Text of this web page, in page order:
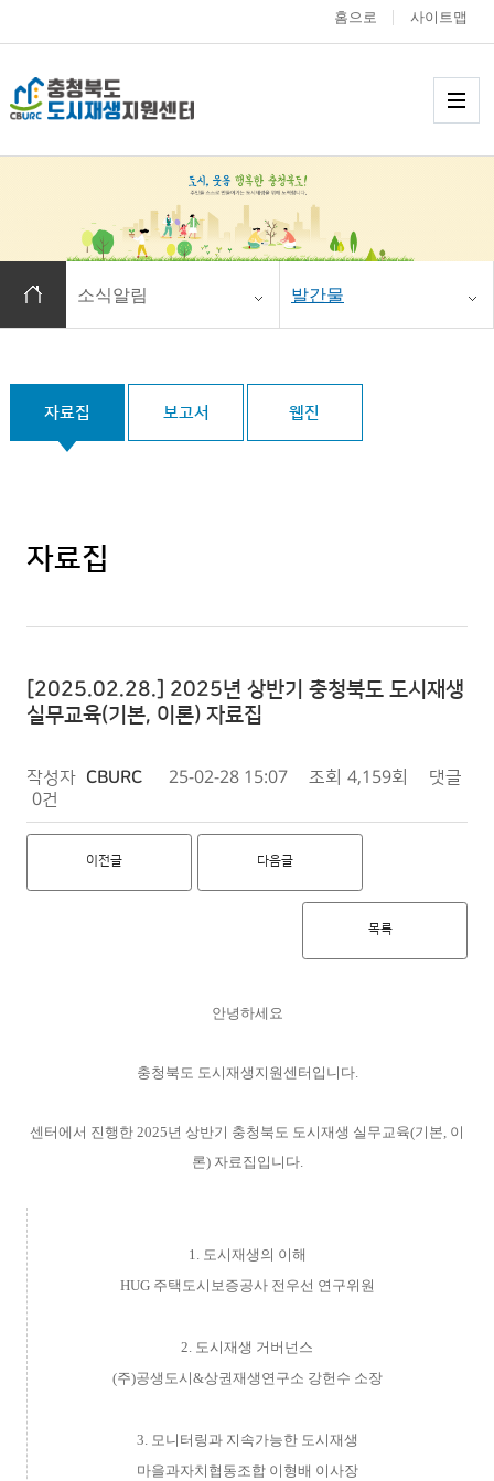
충청북도 도시재
홈으로 사이트맵
홈으로 이동
소식알림 발간물
자료집 보고서 웹진
자료집
[2025.02.28.] 2025년 상반기 충청북도 도시재생
실무교육(기본, 이론) 자료집
작성자 CBURC 25-02-28 15:07 조회 4,159회
댓글
0건
이전글 다음글
목록
안녕하세요
충청북도 도시재생지원센터입니다.
센터에서 진행한 2025년 상반기 충청북도 도시재생 실무교육(기본, 이
론) 자료집입니다.
1. 도시재생의 이해
HUG 주택도시보증공사 전우선 연구위원
2. 도시재생 거버넌스
(주)공생도시&상권재생연구소 강헌수 소장
3. 모니터링과 지속가능한 도시재생
마을과자치협동조합 이형배 이사장